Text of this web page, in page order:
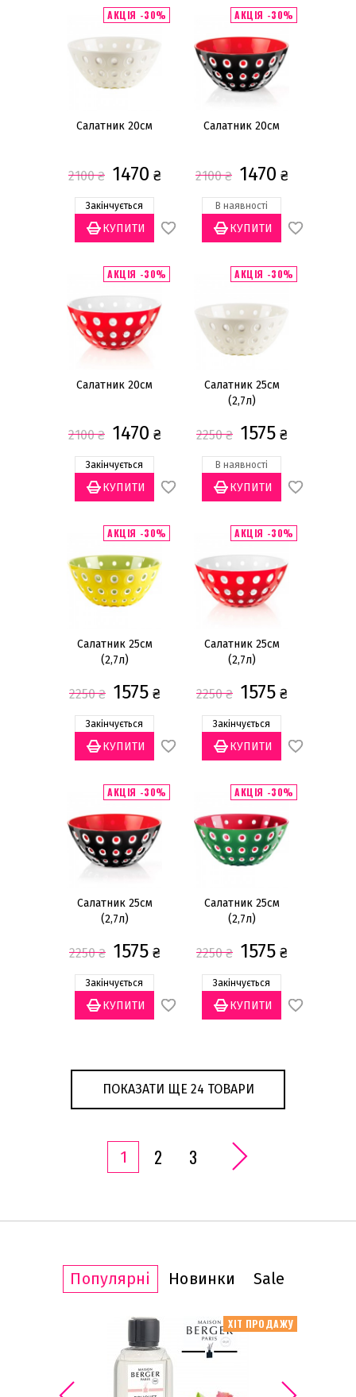
АКЦІЯ -30%
Салатник 20см
2100₴ 1470 ₴
Закінчується
АКЦІЯ -30%
Салатник 20см
2100₴ 1470 ₴
В наявності
АКЦІЯ -30%
Салатник 20см
2100₴ 1470 ₴
Закінчується
АКЦІЯ -30%
Салатник 25см
(2,7л)
2250₴ 1575₴
В наявності
АКЦІЯ -30%
Салатник 25см
(2,7л)
2250₴ 1575₴
Закінчується
АКЦІЯ -30%
Салатник 25см
(2,7л)
2250₴ 1575₴
Закінчується
АКЦІЯ -30%
Салатник 25см
(2,7л)
2250₴ 1575₴
Закінчується
АКЦІЯ -30%
Салатник 25см
(2,7л)
2250₴ 1575₴
Закінчується
ПОКАЗАТИ ЩЕ 24 ТОВАРИ
1 2 3
Популярні Новинки Sale
ХІТ ПРОДАЖУ